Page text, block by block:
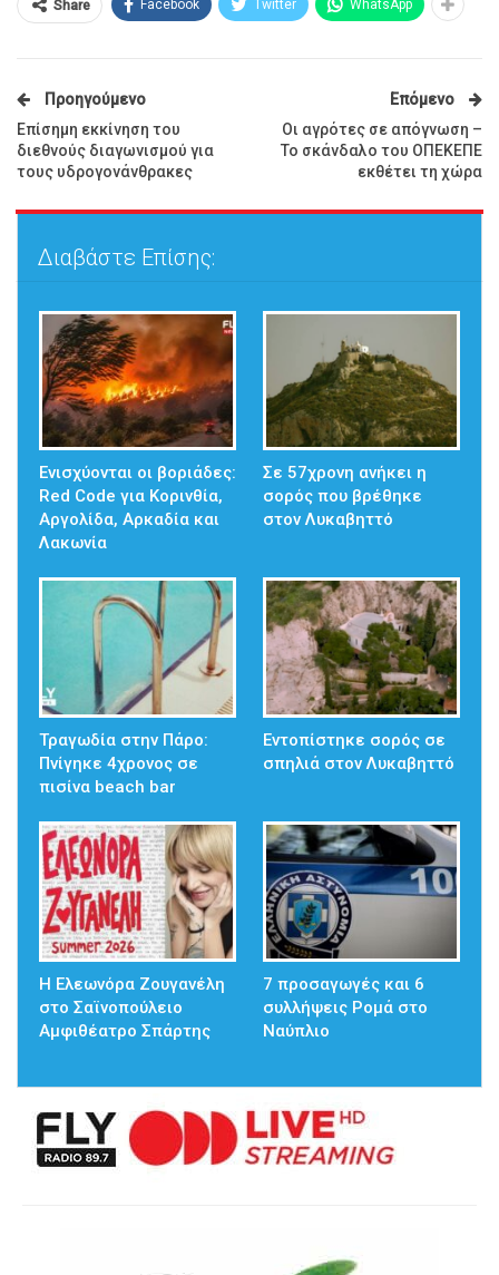
Share Facebook Twitter WhatsApp
Προηγούμενο
Επίσημη εκκίνηση του
διεθνούς διαγωνισμού για
τους υδρογονάνθρακες
Επόμενο
Οι αγρότες σε απόγνωση –
Το σκάνδαλο του ΟΠΕΚΕΠΕ
εκθέτει τη χώρα
Διαβάστε Επίσης:
Ενισχύονται οι βοριάδες:
Red Code για Κορινθία,
Αργολίδα, Αρκαδία και
Λακωνία
Σε 57χρονη ανήκει η
σορός που βρέθηκε
στον Λυκαβηττό
Τραγωδία στην Πάρο:
Πνίγηκε 4χρονος σε
πισίνα beach bar
Εντοπίστηκε σορός σε
σπηλιά στον Λυκαβηττό
Η Ελεωνόρα Ζουγανέλη
στο Σαϊνοπούλειο
Αμφιθέατρο Σπάρτης
7 προσαγωγές και 6
συλλήψεις Ρομά στο
Ναύπλιο